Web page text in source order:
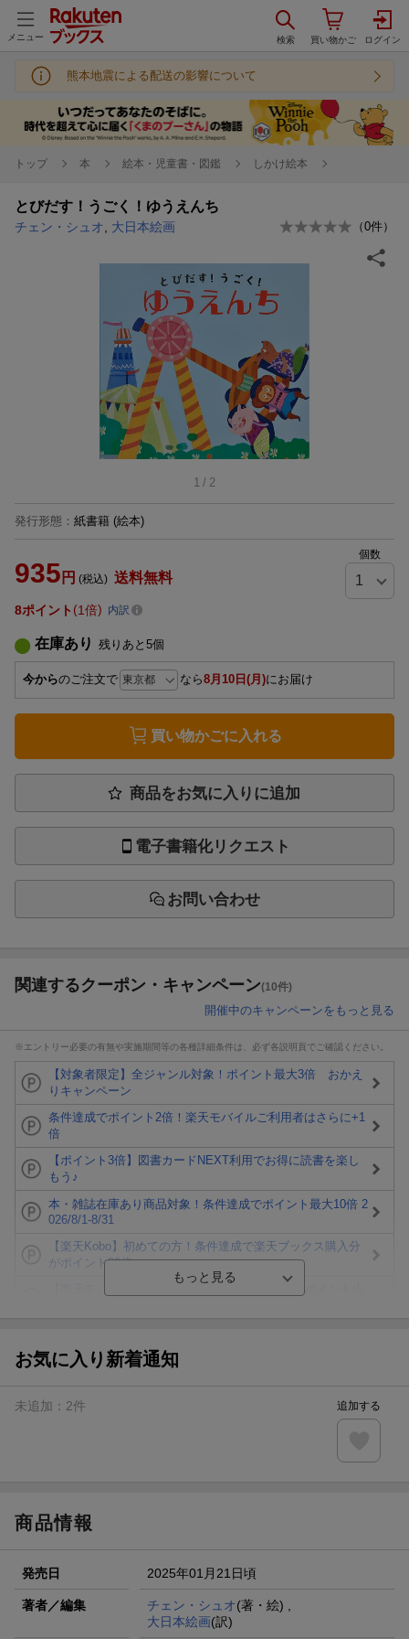
メニュー
熊本地震による配送の影響について
トップ 本 絵本・児童書・図鑑 しかけ絵本
とびだす！うごく！ゆうえんち
チェン・シュオ 大日本絵画 （0件）
1 / 2
発行形態 ： 紙書籍 (絵本)
935 円 (税込) 送料無料
個数
8ポイント 1倍 内訳
在庫あり 残りあと 5個
今からのご注文で なら8月10日(月)にお届け
買い物かごに入れる
商品をお気に入りに追加
電子書籍化リクエスト
お問い合わせ
関連するクーポン・キャンペーン(10件)
開催中のキャンペーンをもっと見る
※エントリー必要の有無や実施期間等の各種詳細条件は、必ず各説明頁でご確認ください。
【対象者限定】全ジャンル対象！ポイント最大3倍 おかえ
りキャンペーン
条件達成でポイント2倍！楽天モバイルご利用者はさらに+1
倍
【ポイント3倍】図書カードNEXT利用でお得に読書を楽し
もう♪
本・雑誌在庫あり商品対象！条件達成でポイント最大10倍 2
026/8/1-8/31
【楽天Kobo】初めての方！条件達成で楽天ブックス購入分
がポイント20倍
ト山分け
エントリー＆3,000円以上購入で無料データSIM（3GB/月プ
楽天モバイル紹介キャンペーンの拡散で300円OFFクーポン
お気に入り新着通知
未追加： 2件 追加する
商品情報
発売日 2025年01月21日頃
著者／編集 チェン・シュオ(著・絵) ,
大日本絵画(訳)